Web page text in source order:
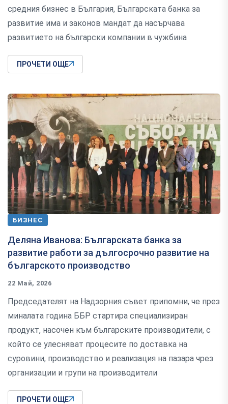
средния бизнес в България, Българската банка за
развитие има и законов мандат да насърчава
развитието на български компании в чужбина
ПРОЧЕТИ ОЩЕ
БИЗНЕС
Деляна Иванова: Българската банка за
развитие работи за дългосрочно развитие на
българското производство
22 Май, 2026
Председателят на Надзорния съвет припомни, че през
миналата година ББР стартира специализиран
продукт, насочен към българските производители, с
който се улесняват процесите по доставка на
суровини, производство и реализация на пазара чрез
организации и групи на производители
ПРОЧЕТИ ОЩЕ